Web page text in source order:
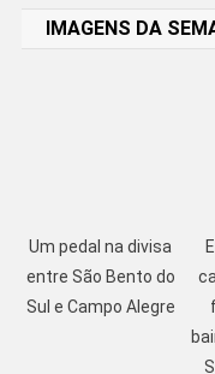
IMAGENS DA
Um pedal na divisa
entre São Bento do
Sul e Campo Alegre